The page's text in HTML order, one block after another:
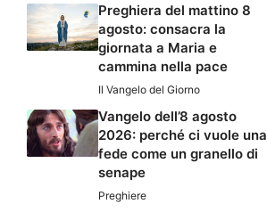
Preghiera del mattino 8
agosto: consacra la
giornata a Maria e
cammina nella pace
Il Vangelo del Giorno
Vangelo dell’8 agosto
2026: perché ci vuole una
fede come un granello di
senape
Preghiere